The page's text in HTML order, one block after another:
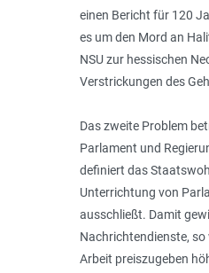
einen Bericht für 120
es um den Mord an
NSU zur hessischen
Verstrickungen des
Das zweite Problem
Parlament und
definiert das
Unterrichtung von
ausschließt. Damit
Nachrichtendienste,
Arbeit preiszugeben